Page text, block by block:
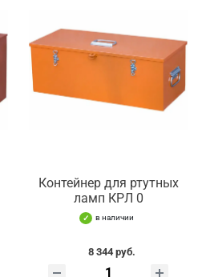
Контейнер для ртутных
ламп КРЛ 0
в наличии
8 344 руб.